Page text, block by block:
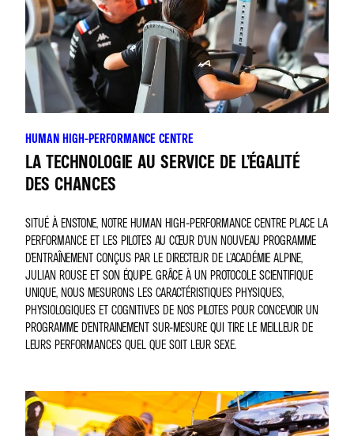
HUMAN HIGH-PERFORMANCE CENTRE
LA TECHNOLOGIE AU SERVICE DE L’ÉGALITÉ
DES CHANCES
SITUÉ À ENSTONE, NOTRE HUMAN HIGH-PERFORMANCE CENTRE PLACE LA
PERFORMANCE ET LES PILOTES AU CŒUR D’UN NOUVEAU PROGRAMME
D’ENTRAÎNEMENT CONÇUS PAR LE DIRECTEUR DE L'ACADÉMIE ALPINE,
JULIAN ROUSE ET SON ÉQUIPE. GRÂCE À UN PROTOCOLE SCIENTIFIQUE
UNIQUE, NOUS MESURONS LES CARACTÉRISTIQUES PHYSIQUES,
PHYSIOLOGIQUES ET COGNITIVES DE NOS PILOTES POUR CONCEVOIR UN
PROGRAMME D'ENTRAINEMENT SUR-MESURE QUI TIRE LE MEILLEUR DE
LEURS PERFORMANCES QUEL QUE SOIT LEUR SEXE.